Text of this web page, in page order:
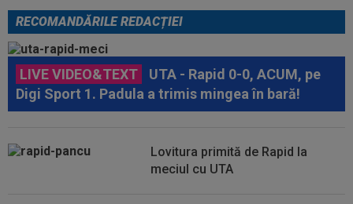
RECOMANDĂRILE REDACȚIEI
LIVE VIDEO&TEXT
UTA - Rapid 0-0, ACUM, pe
Digi Sport 1. Padula a trimis mingea în bară!
Lovitura primită de Rapid la
meciul cu UTA